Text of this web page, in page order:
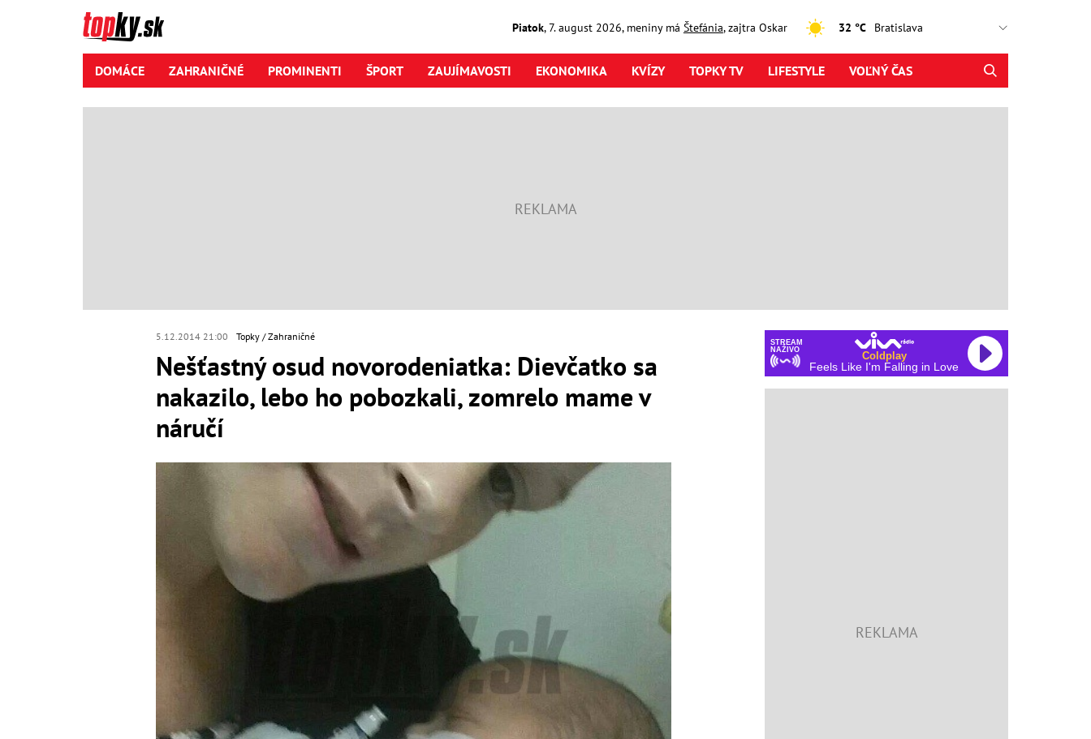
Piatok,7. august2026, meniny má Štefánia, zajtra Oskar 32 °C
DOMÁCE ZAHRANIČNÉ PROMINENTI ŠPORT ZAUJÍMAVOSTI EKONOMIKA KVÍZY TOPKY TV LIFESTYLE VOĽNÝ ČAS
5.12.2014 21:00 Topky Zahraničné
Nešťastný osud novorodeniatka: Dievčatko sa
nakazilo, lebo ho pobozkali, zomrelo mame v
náručí
STREAM
NAŽIVO
Coldplay
Feels Like I'm Falling in Love